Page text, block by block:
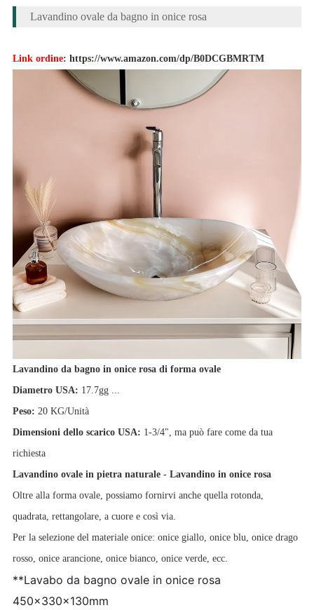
Lavandino ovale da bagno in onice rosa
Link ordine: https://www.amazon.com/dp/B0DCGBMRTM
Lavandino da bagno in onice rosa di forma ovale
Diametro USA: 17.7gg ...
Peso: 20 KG/Unità
Dimensioni dello scarico USA: 1-3/4", ma può fare come da tua
richiesta
Lavandino ovale in pietra naturale - Lavandino in onice rosa
Oltre alla forma ovale, possiamo fornirvi anche quella rotonda,
quadrata, rettangolare, a cuore e così via.
Per la selezione del materiale onice: onice giallo, onice blu, onice drago
rosso, onice arancione, onice bianco, onice verde, ecc.
**Lavabo da bagno ovale in onice rosa
450x330x130mm